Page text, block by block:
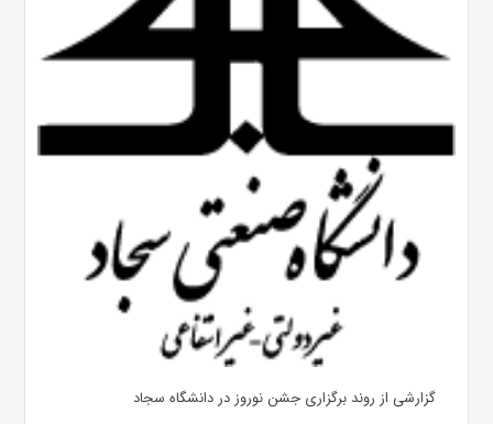
گزارشی از روند برگزاری جشن نوروز در دانشگاه سجاد